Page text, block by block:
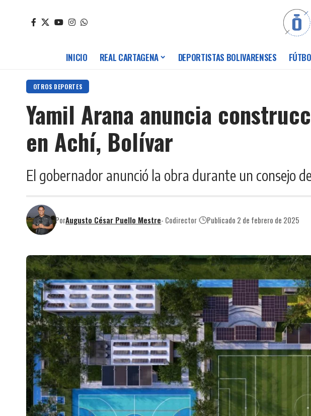
INICIO REAL CARTAGENA DEPORTISTAS BOLIVARENSES
OTROS DEPORTES
Yamil Arana anuncia
en Achí, Bolívar
El gobernador anunció la obra durante un consejo
PorAugusto César Puello Mestre- Codirector Publicado 2 de febrero de 2025